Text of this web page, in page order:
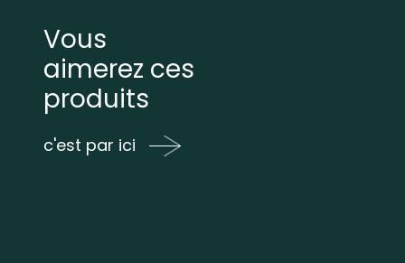
Vous
aimerez ces
produits
c'est par ici